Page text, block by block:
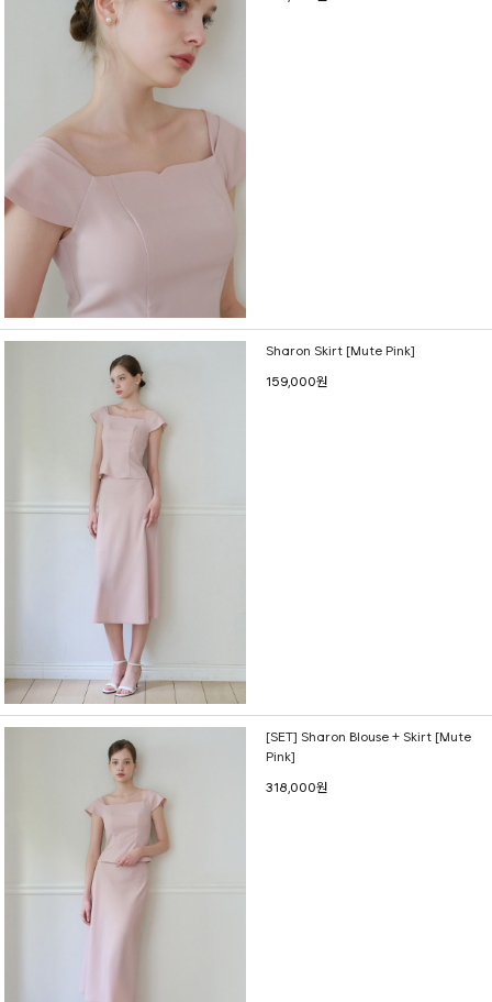
Sharon Skirt [Mute Pink]
159,000원
[SET] Sharon Blouse + Skirt [Mute
Pink]
318,000원